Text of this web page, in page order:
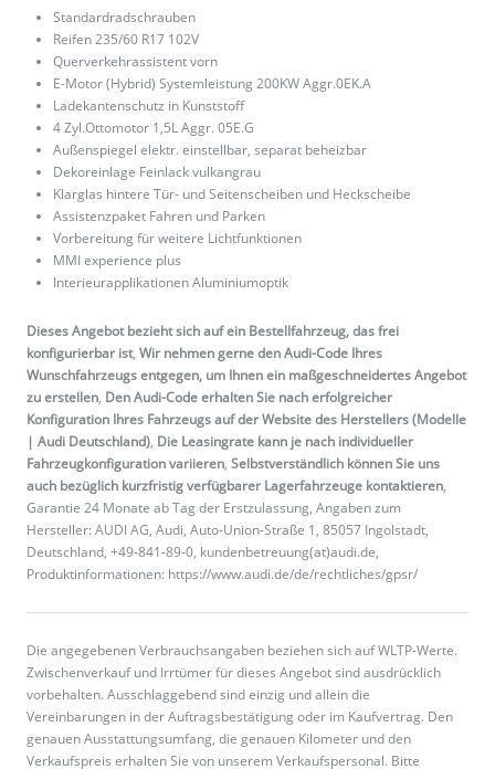
Standardradschrauben
Reifen 235/60 R17 102V
Querverkehrassistent vorn
E-Motor (Hybrid) Systemleistung 200KW Aggr.0EK.A
Ladekantenschutz in Kunststoff
4 Zyl.Ottomotor 1,5L Aggr. 05E.G
Außenspiegel elektr. einstellbar, separat beheizbar
Dekoreinlage Feinlack vulkangrau
Klarglas hintere Tür- und Seitenscheiben und Heckscheibe
Assistenzpaket Fahren und Parken
Vorbereitung für weitere Lichtfunktionen
MMI experience plus
Interieurapplikationen Aluminiumoptik
Dieses Angebot bezieht sich auf ein Bestellfahrzeug, das frei
konfigurierbar ist, Wir nehmen gerne den Audi-Code Ihres
Wunschfahrzeugs entgegen, um Ihnen ein maßgeschneidertes Angebot
zu erstellen, Den Audi-Code erhalten Sie nach erfolgreicher
Konfiguration Ihres Fahrzeugs auf der Website des Herstellers (Modelle
| Audi Deutschland), Die Leasingrate kann je nach individueller
Fahrzeugkonfiguration variieren, Selbstverständlich können Sie uns
auch bezüglich kurzfristig verfügbarer Lagerfahrzeuge kontaktieren,
Garantie 24 Monate ab Tag der Erstzulassung, Angaben zum
Hersteller: AUDI AG, Audi, Auto-Union-Straße 1, 85057 Ingolstadt,
Deutschland, +49-841-89-0, kundenbetreuung(at)audi.de,
Produktinformationen: https://www.audi.de/de/rechtliches/gpsr/
Die angegebenen Verbrauchsangaben beziehen sich auf WLTP-Werte.
Zwischenverkauf und Irrtümer für dieses Angebot sind ausdrücklich
vorbehalten. Ausschlaggebend sind einzig und allein die
Vereinbarungen in der Auftragsbestätigung oder im Kaufvertrag. Den
genauen Ausstattungsumfang, die genauen Kilometer und den
Verkaufspreis erhalten Sie von unserem Verkaufspersonal. Bitte